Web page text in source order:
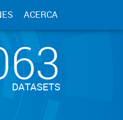
ACERCA
DATASETS